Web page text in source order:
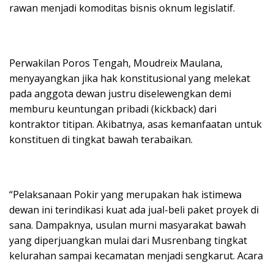
rawan menjadi komoditas bisnis oknum legislatif.
Perwakilan Poros Tengah, Moudreix Maulana,
menyayangkan jika hak konstitusional yang melekat
pada anggota dewan justru diselewengkan demi
memburu keuntungan pribadi (kickback) dari
kontraktor titipan. Akibatnya, asas kemanfaatan untuk
konstituen di tingkat bawah terabaikan.
“Pelaksanaan Pokir yang merupakan hak istimewa
dewan ini terindikasi kuat ada jual-beli paket proyek di
sana. Dampaknya, usulan murni masyarakat bawah
yang diperjuangkan mulai dari Musrenbang tingkat
kelurahan sampai kecamatan menjadi sengkarut. Acara